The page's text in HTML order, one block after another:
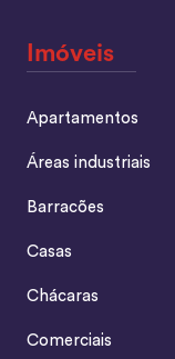
Imóveis
Apartamentos
Áreas industriais
Barracões
Casas
Chácaras
Comerciais